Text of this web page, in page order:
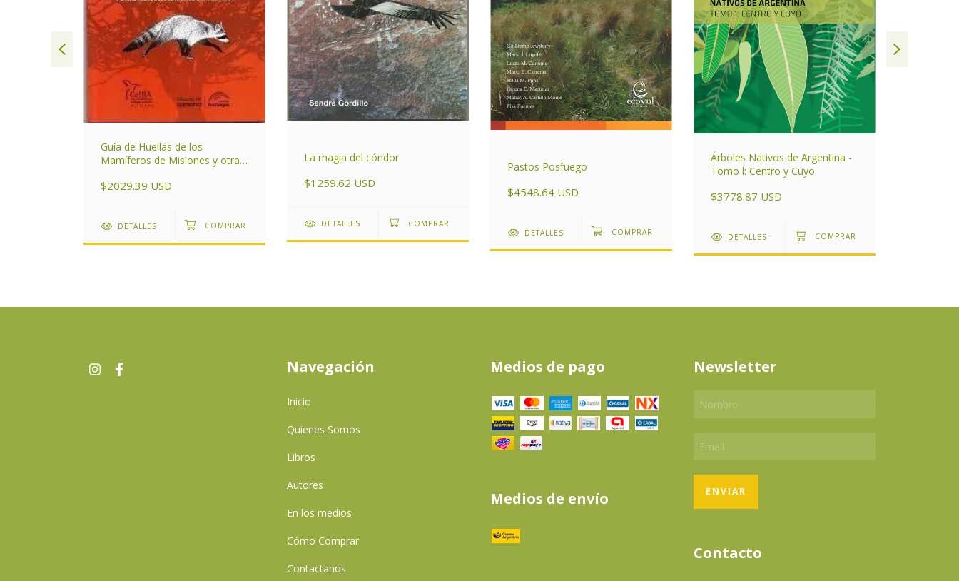
Guía de Huellas de los
Mamíferos de Misiones y otras
Argentina
$2029.39 USD
DETALLES
La magia del cóndor
$1259.62 USD
DETALLES
Pastos Posfuego
$4548.64 USD
DETALLES
Árboles Nativos de Argentina -
Tomo l: Centro y Cuyo
$3778.87 USD
DETALLES
Navegación
Inicio
Quienes Somos
Libros
Autores
En los medios
Cómo Comprar
Contactanos
Medios de pago
Medios de envío
Newsletter
Contacto